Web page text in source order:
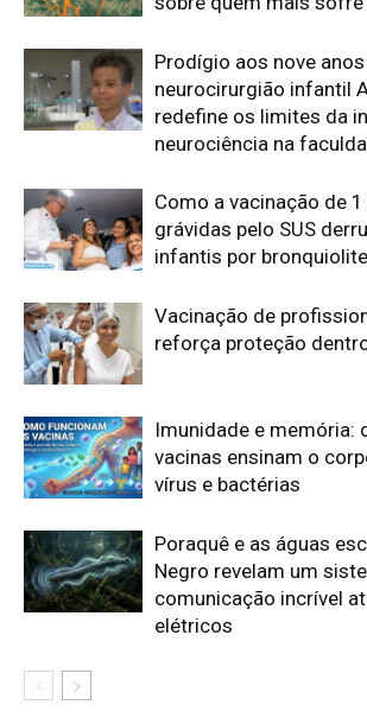
Prodígio aos nove
neurocirurgião infantil
redefine os limites da
neurociência na
Como a vacinação de
grávidas pelo SUS
infantis por
Vacinação de
reforça proteção
Imunidade e memória:
vacinas ensinam o
vírus e bactérias
Poraquê e as águas
Negro revelam um
comunicação incrível
elétricos